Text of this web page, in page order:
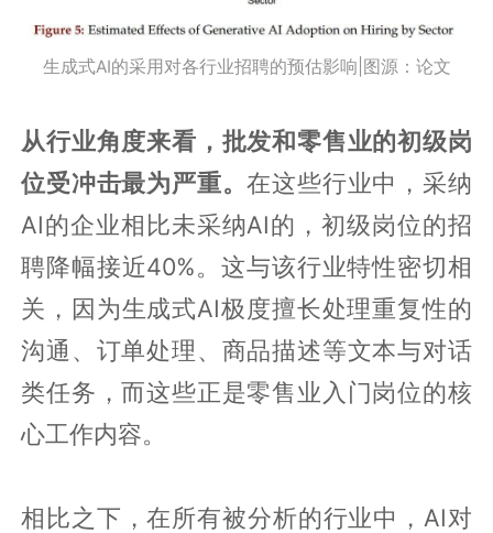
生成式AI的采用对各行业招聘的预估影响|图源：论文
从行业角度来看，批发和零售业的初级岗
位受冲击最为严重。在这些行业中，采纳
AI的企业相比未采纳AI的，初级岗位的招
聘降幅接近40%。这与该行业特性密切相
关，因为生成式AI极度擅长处理重复性的
沟通、订单处理、商品描述等文本与对话
类任务，而这些正是零售业入门岗位的核
心工作内容。
相比之下，在所有被分析的行业中，AI对